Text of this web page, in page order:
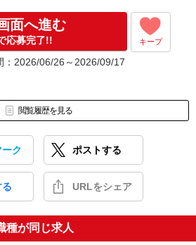
面へ進む
応募完了!! キープ
：2026/06/26～2026/09/17
閲覧履歴を見る
ク ポストする
URLをシェア
種が同じ求人